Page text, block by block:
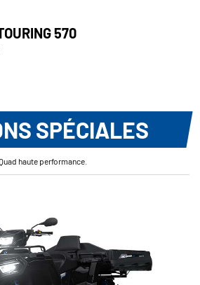
570
SPÉCIALES
haute performance.